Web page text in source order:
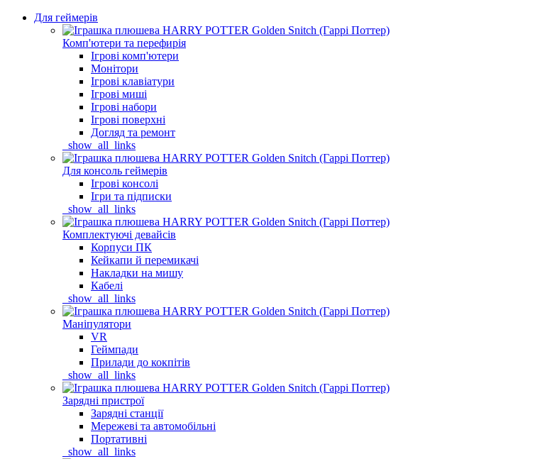
Для геймерів
Комп'ютери та перефирія
Ігрові комп'ютери
Монітори
Ігрові клавіатури
Ігрові миші
Ігрові набори
Ігрові поверхні
Догляд та ремонт
_show_all_links
Для консоль геймерів
Ігрові консолі
Ігри та підписки
_show_all_links
Комплектуючі девайсів
Корпуси ПК
Кейкапи й перемикачі
Накладки на мишу
Кабелі
_show_all_links
Маніпулятори
VR
Геймпади
Прилади до кокпітів
_show_all_links
Зарядні пристрої
Зарядні станції
Мережеві та автомобільні
Портативні
_show_all_links